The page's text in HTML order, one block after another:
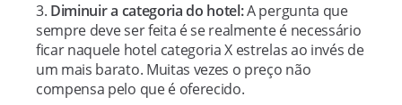
Diminuir a categoria do hotel:A pergunta que
sempre deve ser feita é se realmente é necessário
ficar naquele hotel categoria X estrelas ao invés de
um mais barato. Muitas vezes o preço não
compensa pelo que é oferecido.